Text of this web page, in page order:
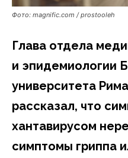
Фото: magnific.com / prostooleh
Глава отдела
и эпидемиологии
университета
рассказал, что
хантавирусом
симптомы гриппа